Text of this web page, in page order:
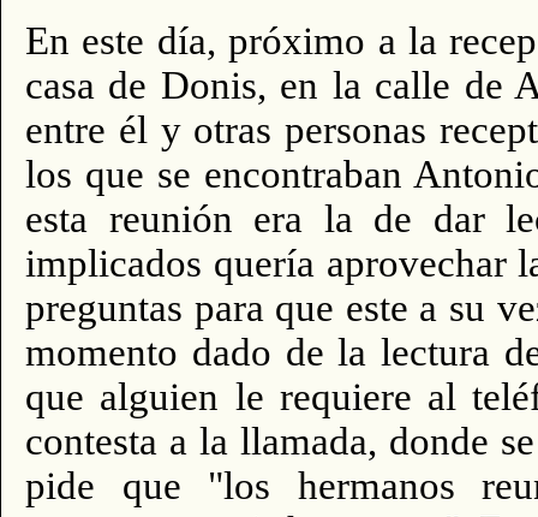
En este día, próximo a la
casa de Donis, en la calle de
entre él y otras personas
los que se encontraban
esta reunión era la de dar
implicados quería aprovechar
preguntas para que este a su
momento dado de la lectura
que alguien le requiere al
contesta a la llamada, donde
pide que "los hermanos